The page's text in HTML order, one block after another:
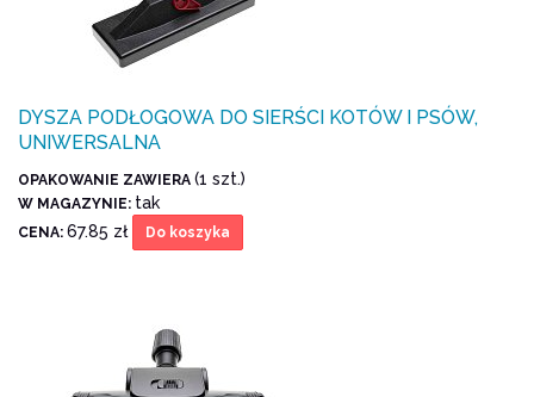
DYSZA PODŁOGOWA DO SIERŚCI KOTÓW I PSÓW,
UNIWERSALNA
OPAKOWANIE ZAWIERA (1 szt.)
W MAGAZYNIE: tak
CENA: 67.85 zł Do koszyka